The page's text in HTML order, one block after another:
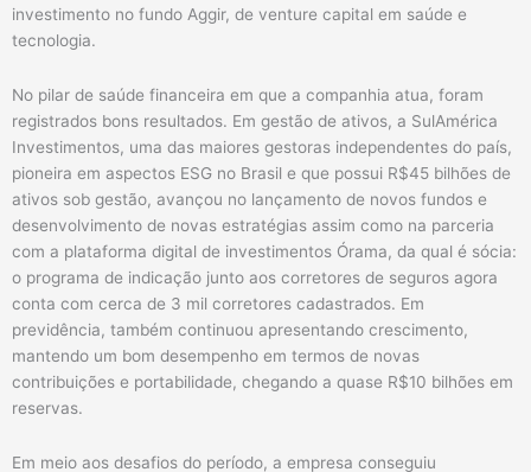
investimento no fundo Aggir, de venture capital em saúde e
tecnologia.
No pilar de saúde financeira em que a companhia atua, foram
registrados bons resultados. Em gestão de ativos, a SulAmérica
Investimentos, uma das maiores gestoras independentes do país,
pioneira em aspectos ESG no Brasil e que possui R$45 bilhões de
ativos sob gestão, avançou no lançamento de novos fundos e
desenvolvimento de novas estratégias assim como na parceria
com a plataforma digital de investimentos Órama, da qual é sócia:
o programa de indicação junto aos corretores de seguros agora
conta com cerca de 3 mil corretores cadastrados. Em
previdência, também continuou apresentando crescimento,
mantendo um bom desempenho em termos de novas
contribuições e portabilidade, chegando a quase R$10 bilhões em
reservas.
Em meio aos desafios do período, a empresa conseguiu